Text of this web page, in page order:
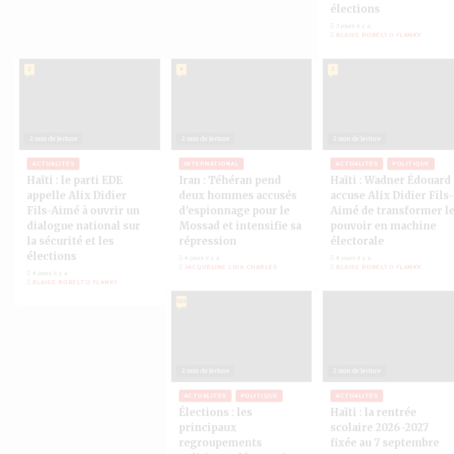
élections
3 jours il y a
BLAISE ROBELTO FLANKY
2 min de lecture
2
ACTUALITÉS
Haïti : le parti EDE
appelle Alix Didier
Fils-Aimé à ouvrir un
dialogue national sur
la sécurité et les
élections
4 jours il y a
BLAISE ROBELTO FLANKY
2 min de lecture
4
INTERNATIONAL
Iran : Téhéran pend
deux hommes accusés
d’espionnage pour le
Mossad et intensifie sa
répression
4 jours il y a
JACQUELINE LIDA CHARLES
2 min de lecture
2
ACTUALITÉS POLITIQUE
Haïti : Wadner Édouard
accuse Alix Didier Fils-
Aimé de transformer
pouvoir en machine
électorale
4 jours il y a
BLAISE ROBELTO FLANKY
2 min de lecture
165
ACTUALITÉS POLITIQUE
Élections : les
principaux
regroupements
2 min de lecture
ACTUALITÉS
Haïti : la rentrée
scolaire 2026-2027
fixée au 7 septembre